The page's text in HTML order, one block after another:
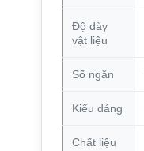
Độ dày
vật liệu
Số ngăn
Kiểu dáng
Chất liệu